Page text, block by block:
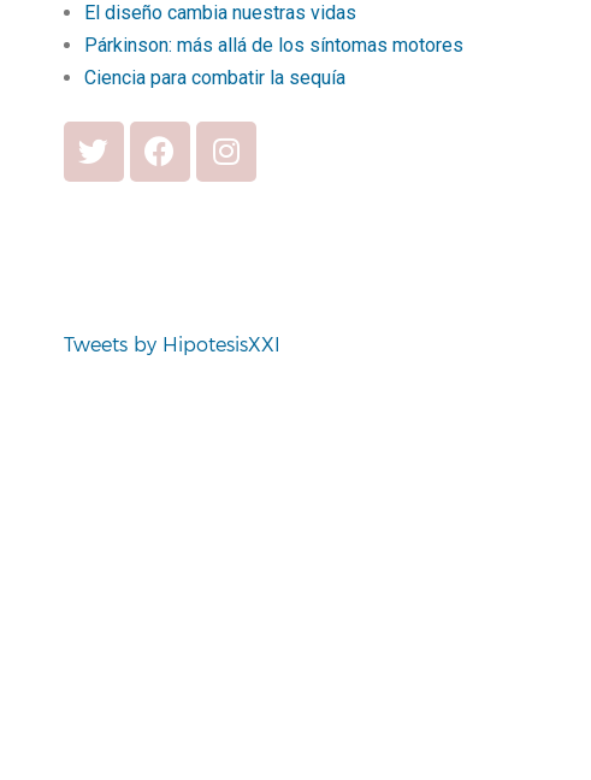
El diseño cambia nuestras vidas
Párkinson: más allá de los síntomas motores
Ciencia para combatir la sequía
Tweets by HipotesisXXI